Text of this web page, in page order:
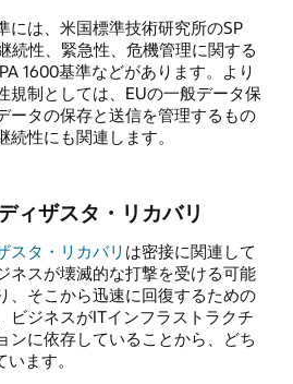
には、米国標準技術研究所のSP
続性、緊急性、危機管理に関する
1600基準などがあります。より
規制としては、EUの一般データ保
ータの保存と送信を管理するもの
性にも関連します。
ィザスタ・リカバリ
スタ・リカバリ は密接に関連して
ネスが壊滅的な打撃を受ける可能
、そこから迅速に回復するための
ビジネスがITインフラストラクチ
ンに依存していることから、どち
ます。